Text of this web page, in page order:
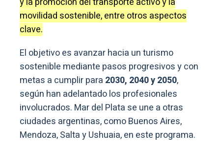
movilidad sostenible, entre otros aspectos
clave.
El objetivo es avanzar hacia un turismo
sostenible mediante pasos progresivos y con
metas a cumplir para 2030, 2040 y 2050,
según han adelantado los profesionales
involucrados. Mar del Plata se une a otras
ciudades argentinas, como Buenos Aires,
Mendoza, Salta y Ushuaia, en este programa.